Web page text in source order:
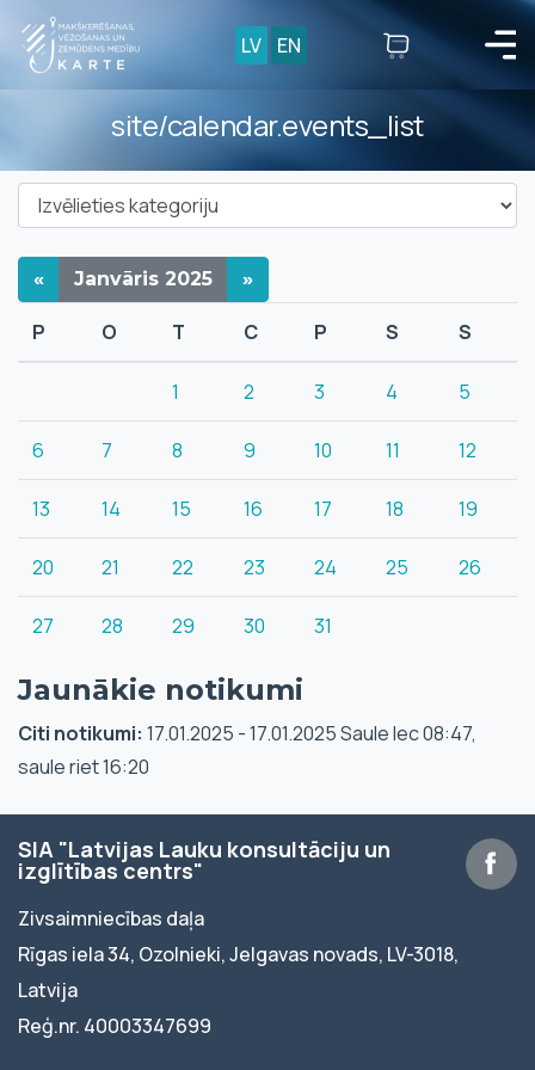
LV EN
site/calendar.events_list
« Janvāris 2025 »
P O T C P S S
1 2 3 4 5
6 7 8 9 10 11 12
13 14 15 16 17 18 19
20 21 22 23 24 25 26
27 28 29 30 31
Jaunākie notikumi
Citi notikumi: 17.01.2025 - 17.01.2025 Saule lec 08:47,
saule riet 16:20
SIA "Latvijas Lauku konsultāciju un
izglītības centrs"
Zivsaimniecības daļa
Rīgas iela 34, Ozolnieki, Jelgavas novads, LV-3018,
Latvija
Reģ.nr. 40003347699